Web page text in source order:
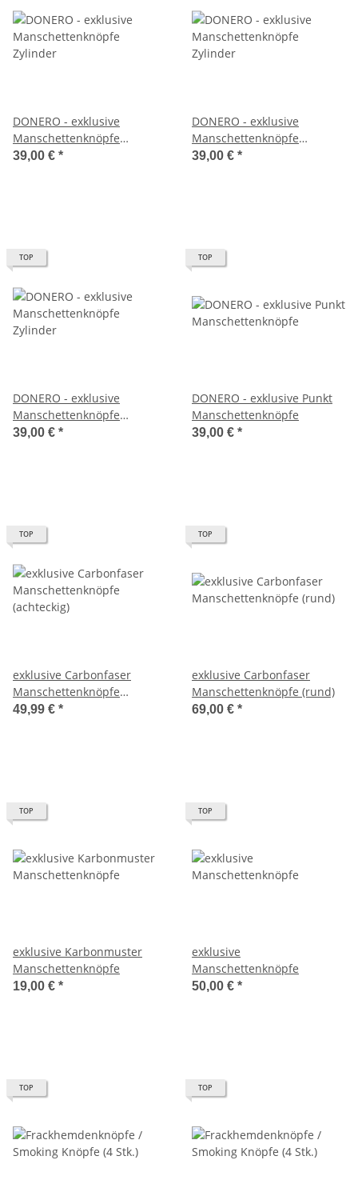
DONERO - exklusive
Manschettenknöpfe
Zylinder
39,00 € *
DONERO - exklusive
Manschettenknöpfe
Zylinder
39,00 € *
TOP
DONERO - exklusive
Manschettenknöpfe
Zylinder
39,00 € *
TOP
DONERO - exklusive Punkt
Manschettenknöpfe
39,00 € *
TOP
exklusive Carbonfaser
Manschettenknöpfe
(achteckig)
49,99 € *
TOP
exklusive Carbonfaser
Manschettenknöpfe (rund)
69,00 € *
TOP
exklusive Karbonmuster
Manschettenknöpfe
19,00 € *
TOP
exklusive
Manschettenknöpfe
50,00 € *
TOP TOP